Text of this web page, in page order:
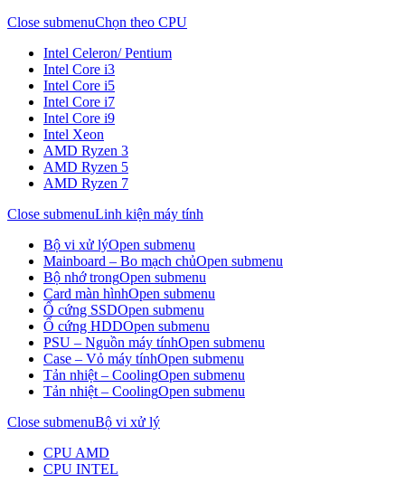
Close submenuChọn theo CPU
Intel Celeron/ Pentium
Intel Core i3
Intel Core i5
Intel Core i7
Intel Core i9
Intel Xeon
AMD Ryzen 3
AMD Ryzen 5
AMD Ryzen 7
Close submenuLinh kiện máy tính
Bộ vi xử lýOpen submenu
Mainboard – Bo mạch chủOpen submenu
Bộ nhớ trongOpen submenu
Card màn hìnhOpen submenu
Ổ cứng SSDOpen submenu
Ổ cứng HDDOpen submenu
PSU – Nguồn máy tínhOpen submenu
Case – Vỏ máy tínhOpen submenu
Tản nhiệt – CoolingOpen submenu
Tản nhiệt – CoolingOpen submenu
Close submenuBộ vi xử lý
CPU AMD
CPU INTEL